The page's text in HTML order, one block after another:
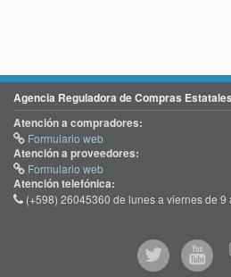
Agencia Reguladora de Compras Estatales
Atención a compradores:
Formulario web
Atención a proveedores:
Formulario web
Atención telefónica:
(+598) 26045360 de lunes a viernes de 9